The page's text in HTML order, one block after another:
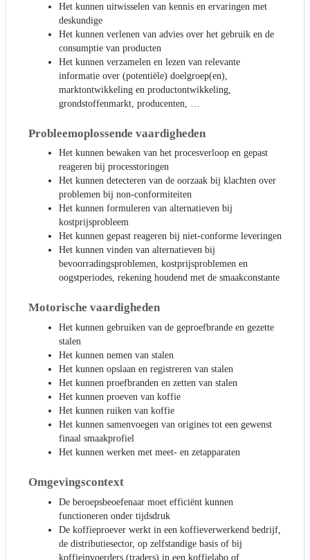
Het kunnen uitwisselen van kennis en ervaringen met
deskundige
Het kunnen verlenen van advies over het gebruik en de
consumptie van producten
Het kunnen verzamelen en lezen van relevante
informatie over (potentiële) doelgroep(en),
marktontwikkeling en productontwikkeling,
grondstoffenmarkt, producenten, …
Probleemoplossende vaardigheden
Het kunnen bewaken van het procesverloop en gepast
reageren bij processtoringen
Het kunnen detecteren van de oorzaak bij klachten over
problemen bij non-conformiteiten
Het kunnen formuleren van alternatieven bij
kostprijsprobleem
Het kunnen gepast reageren bij niet-conforme leveringen
Het kunnen vinden van alternatieven bij
bevoorradingsproblemen, kostprijsproblemen en
oogstperiodes, rekening houdend met de smaakconstante
Motorische vaardigheden
Het kunnen gebruiken van de geproefbrande en gezette
stalen
Het kunnen nemen van stalen
Het kunnen opslaan en registreren van stalen
Het kunnen proefbranden en zetten van stalen
Het kunnen proeven van koffie
Het kunnen ruiken van koffie
Het kunnen samenvoegen van origines tot een gewenst
finaal smaakprofiel
Het kunnen werken met meet- en zetapparaten
Omgevingscontext
De beroepsbeoefenaar moet efficiënt kunnen
functioneren onder tijdsdruk
De koffieproever werkt in een koffieverwerkend bedrijf,
de distributiesector, op zelfstandige basis of bij
koffieinvoerders (traders) in een koffielabo of